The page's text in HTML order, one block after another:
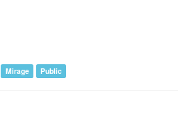
Mirage Public